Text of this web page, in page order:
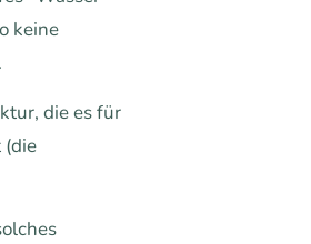
keine
die es für